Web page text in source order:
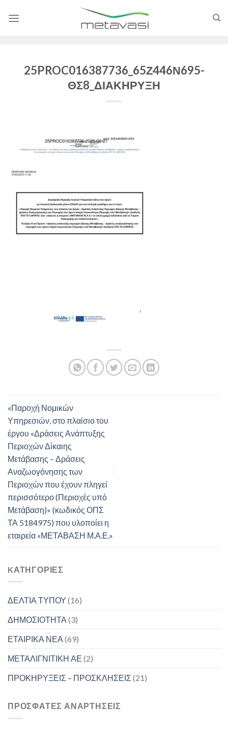
25PROC016387736_65Ζ446Ν695-
ΘΣ8_ΔΙΑΚΗΡΥΞΗ
«Παροχή Νομικών
Υπηρεσιών, στο πλαίσιο του
έργου «Δράσεις Ανάπτυξης
Περιοχών Δίκαιης
Μετάβασης – Δράσεις
Αναζωογόνησης των
Περιοχών που έχουν πληγεί
περισσότερο (Περιοχές υπό
Μετάβαση)» (κωδικός ΟΠΣ
ΤΑ 5184975) που υλοποίει η
εταιρεία «ΜΕΤΑΒΑΣΗ Μ.Α.Ε.»
KΑΤΗΓΟΡΊΕΣ
ΔΕΛΤΙΑ ΤΥΠΟΥ (16)
ΔΗΜΟΣΙΟΤΗΤΑ (3)
ΕΤΑΙΡΙΚΑ ΝΕΑ (69)
ΜΕΤΑΛΙΓΝΙΤΙΚΗ ΑΕ (2)
ΠΡΟΚΗΡΥΞΕΙΣ – ΠΡΟΣΚΛΗΣΕΙΣ (21)
ΠΡΟΣΦΑΤΕΣ ΑΝΑΡΤΗΣΕΙΣ